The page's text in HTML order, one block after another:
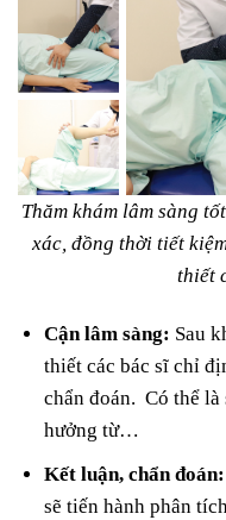
Thăm khám lâm sàng
xác, đồng thời tiết
thiết
Cận lâm sàng: Sau
thiết các bác sĩ chỉ
chẩn đoán. Có thể
hưởng từ…
Kết luận, chẩn đoán:
sẽ tiến hành phân